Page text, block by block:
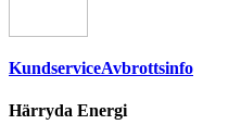
KundserviceAvbrottsinfo
Härryda Energi